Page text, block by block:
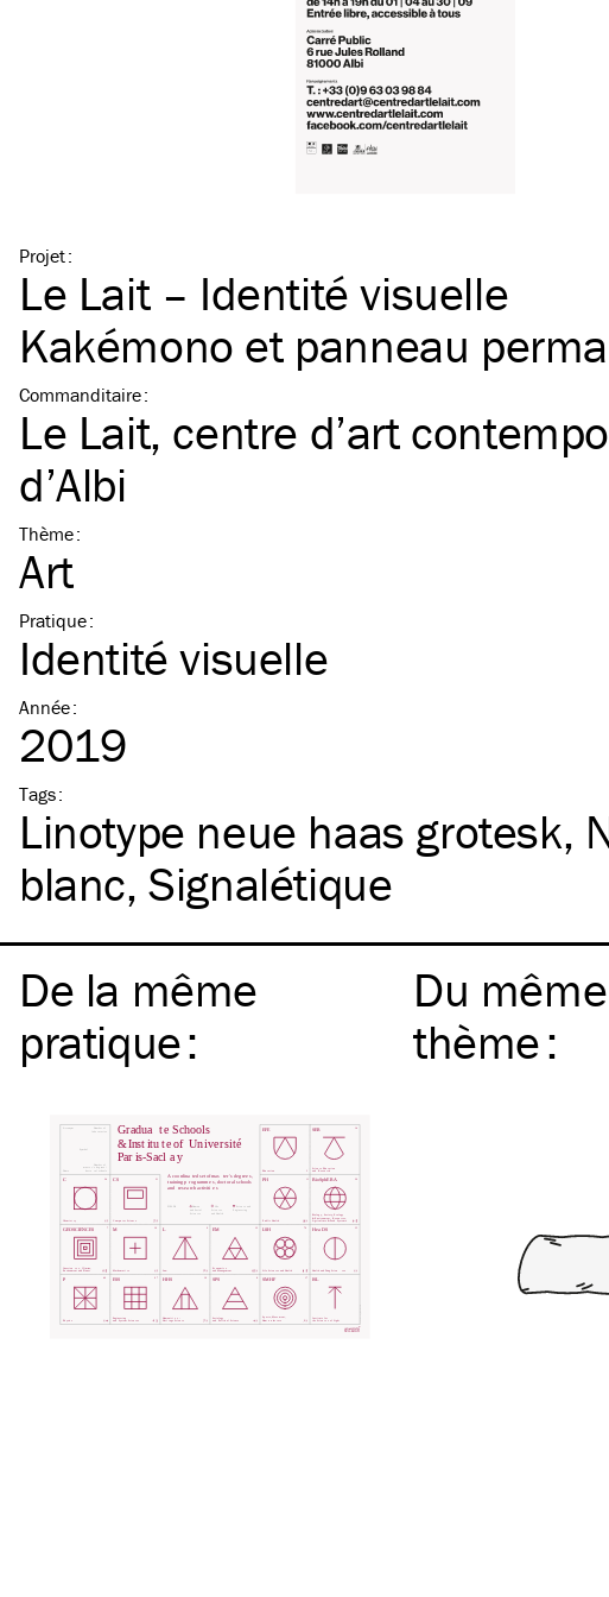
Projet:
Le Lait – Identité visuelle
Kakémono et panneau
Commanditaire:
Le Lait, centre d’art
d’Albi
Thème:
Art
Pratique:
Identité visuelle
Année:
2019
Tags:
Linotype neue haas grotesk
blanc Signalétique
De la même
pratique:
Du même
thème: